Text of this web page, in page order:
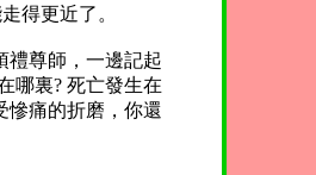
得更近了。
尊師，一邊記起
哪裏? 死亡發生在
慘痛的折磨，你還